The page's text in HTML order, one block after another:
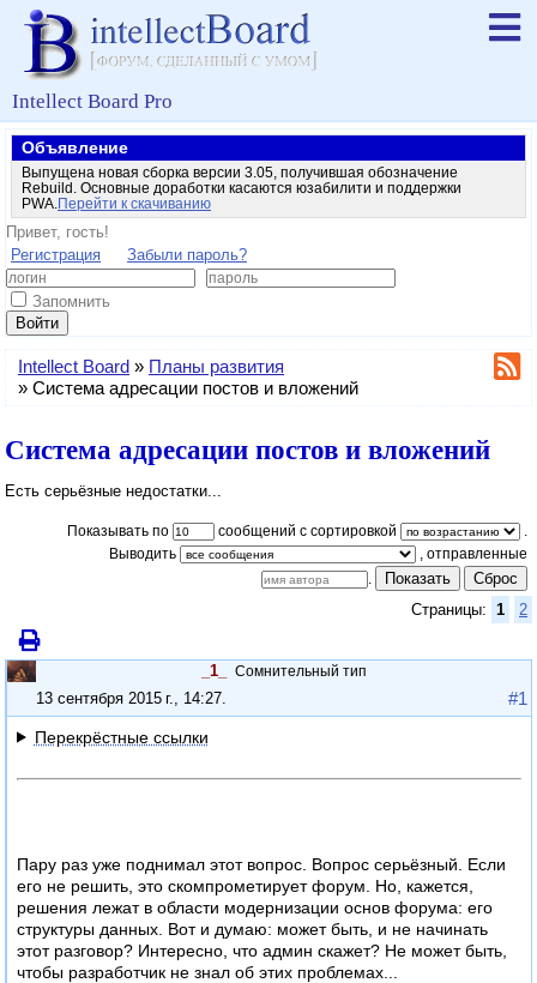
Intellect Board Pro
Объявление
Выпущена новая сборка версии 3.05, получившая обозначение
Rebuild. Основные доработки касаются юзабилити и поддержки
PWA. Перейти к скачиванию
Привет, гость!
Регистрация
Забыли пароль?
Запомнить
Войти
Intellect Board » Планы развития
» Система адресации постов и вложений
Система адресации постов и вложений
Есть серьёзные недостатки...
Показывать по сообщений с сортировкой
Выводить
Показать
Сброс
Страницы: 1 2
_1_ Сомнительный тип
13 сентября 2015 г., 14:27 #1
Перекрёстные ссылки
Пару раз уже поднимал этот вопрос. Вопрос серьёзный. Если
его не решить, это скомпрометирует форум. Но, кажется,
решения лежат в области модернизации основ форума: его
структуры данных. Вот и думаю: может быть, и не начинать
этот разговор? Интересно, что админ скажет? Не может быть,
чтобы разработчик не знал об этих проблемах...